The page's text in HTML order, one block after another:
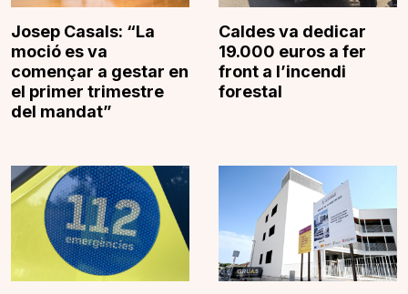
Josep Casals: “La
moció es va
començar a gestar en
el primer trimestre
del mandat”
Caldes va dedicar
19.000 euros a fer
front a l’incendi
forestal